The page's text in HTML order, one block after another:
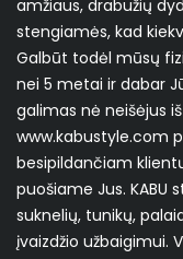
amžiaus, drabužių
stengiamės, kad
Galbūt todėl mūsų
nei 5 metai ir dabar
galimas nė neišėjus
www.kabustyle.com
besipildančiam
puošiame Jus. KABU
suknelių, tunikų,
įvaizdžio užbaigimui.